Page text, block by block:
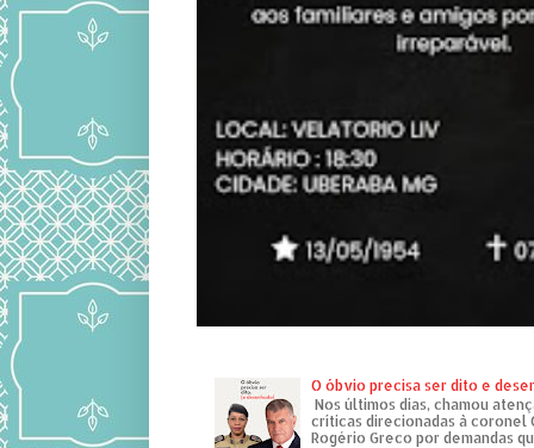
O óbvio precisa ser dito e
Nos últimos dias, chamou
críticas direcionadas à coronel
Rogério Greco por demandas